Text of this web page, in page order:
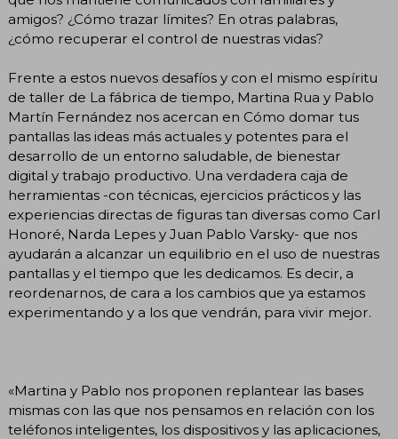
amigos? ¿Cómo trazar límites? En otras palabras,
¿cómo recuperar el control de nuestras vidas?
Frente a estos nuevos desafíos y con el mismo espíritu
de taller de La fábrica de tiempo, Martina Rua y Pablo
Martín Fernández nos acercan en Cómo domar tus
pantallas las ideas más actuales y potentes para el
desarrollo de un entorno saludable, de bienestar
digital y trabajo productivo. Una verdadera caja de
herramientas -con técnicas, ejercicios prácticos y las
experiencias directas de figuras tan diversas como Carl
Honoré, Narda Lepes y Juan Pablo Varsky- que nos
ayudarán a alcanzar un equilibrio en el uso de nuestras
pantallas y el tiempo que les dedicamos. Es decir, a
reordenarnos, de cara a los cambios que ya estamos
experimentando y a los que vendrán, para vivir mejor.
«Martina y Pablo nos proponen replantear las bases
mismas con las que nos pensamos en relación con los
teléfonos inteligentes, los dispositivos y las aplicaciones,